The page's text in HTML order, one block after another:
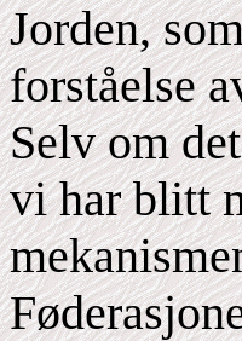
Jorden,
forståelse
Selv om
vi har blitt